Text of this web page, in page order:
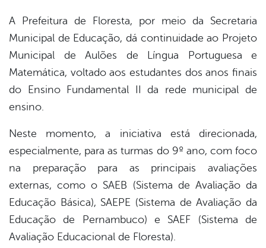
A Prefeitura de Floresta, por meio da Secretaria
Municipal de Educação, dá continuidade ao Projeto
Municipal de Aulões de Língua Portuguesa e
Matemática, voltado aos estudantes dos anos finais
do Ensino Fundamental II da rede municipal de
ensino.
Neste momento, a iniciativa está direcionada,
especialmente, para as turmas do 9º ano, com foco
na preparação para as principais avaliações
externas, como o SAEB (Sistema de Avaliação da
Educação Básica), SAEPE (Sistema de Avaliação da
Educação de Pernambuco) e SAEF (Sistema de
Avaliação Educacional de Floresta).